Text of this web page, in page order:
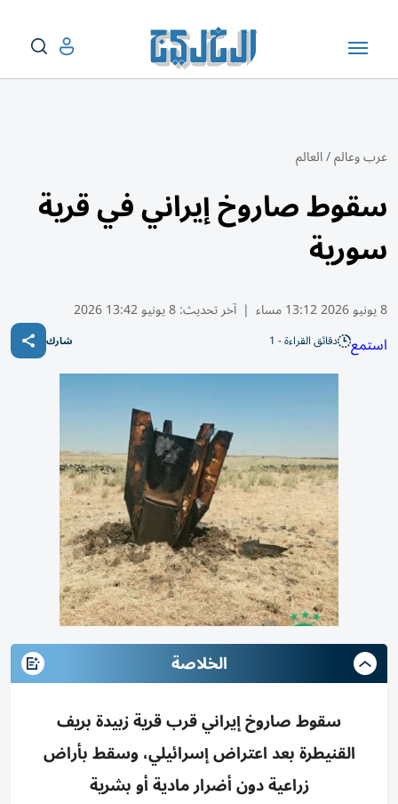
عرب وعالم/العالم
سقوط صاروخ إيراني في قرية
سورية
8 يونيو 2026 13:12 مساء | آخر تحديث:8 يونيو 13:42 2026
استمع دقائق القراءة - 1 شارك
الخلاصة
سقوط صاروخ إيراني قرب قرية زبيدة بريف
القنيطرة بعد اعتراض إسرائيلي، وسقط بأراض
زراعية دون أضرار مادية أو بشرية